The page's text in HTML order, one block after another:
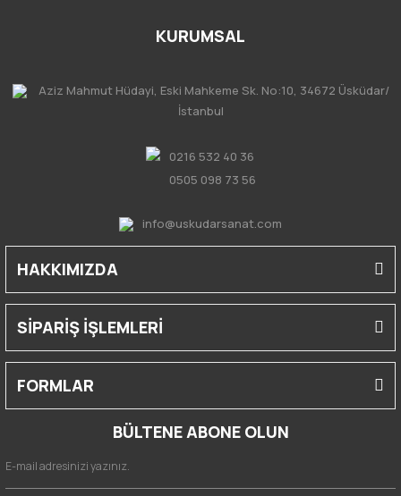
KURUMSAL
Aziz Mahmut Hüdayi, Eski Mahkeme Sk. No:10, 34672 Üsküdar/
İstanbul
0216 532 40 36
0505 098 73 56
info@uskudarsanat.com
HAKKIMIZDA
SİPARİŞ İŞLEMLERİ
FORMLAR
BÜLTENE ABONE OLUN